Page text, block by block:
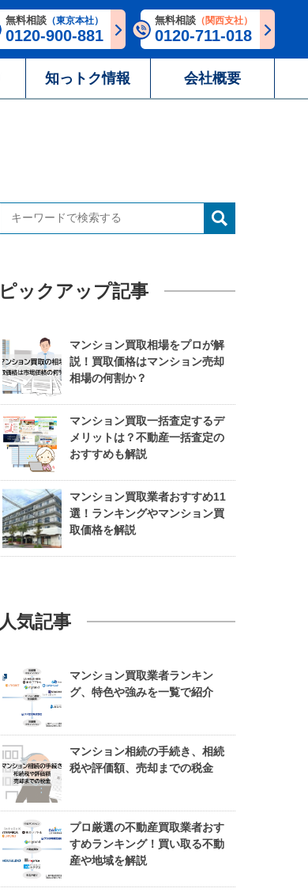
無料相談 （東京本社）
0120-900-881
無料相談 （関西支社）
0120-711-018
知っトク情報 会社概要
ピックアップ記事
マンション買取相場をプロが解
説！買取価格はマンション売却
相場の何割か？
マンション買取一括査定するデ
メリットは？不動産一括査定の
おすすめも解説
マンション買取業者おすすめ11
選！ランキングやマンション買
取価格を解説
人気記事
マンション買取業者ランキン
グ、特色や強みを一覧で紹介
マンション相続の手続き、相続
税や評価額、売却までの税金
プロ厳選の不動産買取業者おす
すめランキング！買い取る不動
産や地域を解説